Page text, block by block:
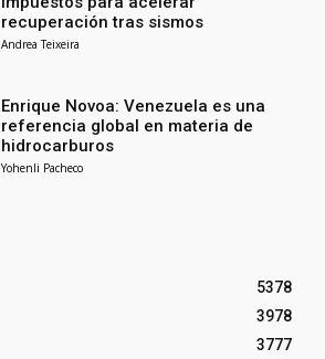
recuperación tras sismos
Andrea Teixeira
Enrique Novoa: Venezuela es una
referencia global en materia de
hidrocarburos
Yohenli Pacheco
5378
3978
3777